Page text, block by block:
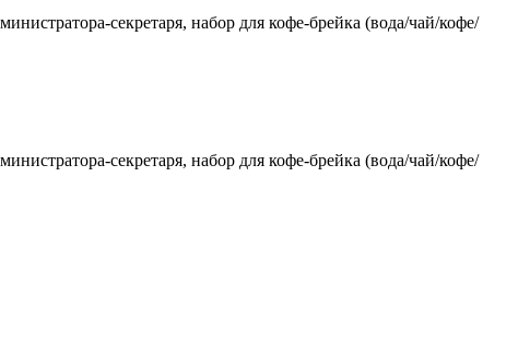
секретаря, набор для кофе-брейка (вода/чай/кофе/
секретаря, набор для кофе-брейка (вода/чай/кофе/